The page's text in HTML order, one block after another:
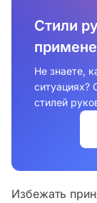
Стили
Не знаете,
ситуациях?
стилей
Избежать